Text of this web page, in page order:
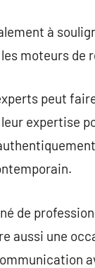
à
moteurs de
peut
expertise
de
aussi une